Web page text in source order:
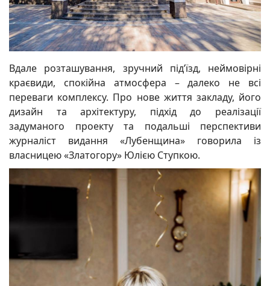
Вдале розташування, зручний під’їзд, неймовірні
краєвиди, спокійна атмосфера – далеко не всі
переваги комплексу. Про нове життя закладу, його
дизайн та архітектуру, підхід до реалізації
задуманого проекту та подальші перспективи
журналіст видання «Лубенщина» говорила із
власницею «Златогору» Юлією Ступкою.